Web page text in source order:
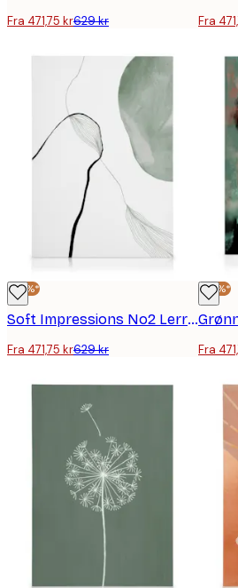
Fra 471,75 kr629 kr Fra
-25%*
Soft Impressions No2 Lerretsbilde
Fra 471,75 kr629 kr
-25%*
Fra